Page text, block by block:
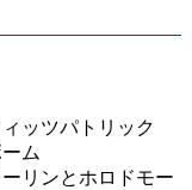
ッツパトリック
ム
リンとホロドモー